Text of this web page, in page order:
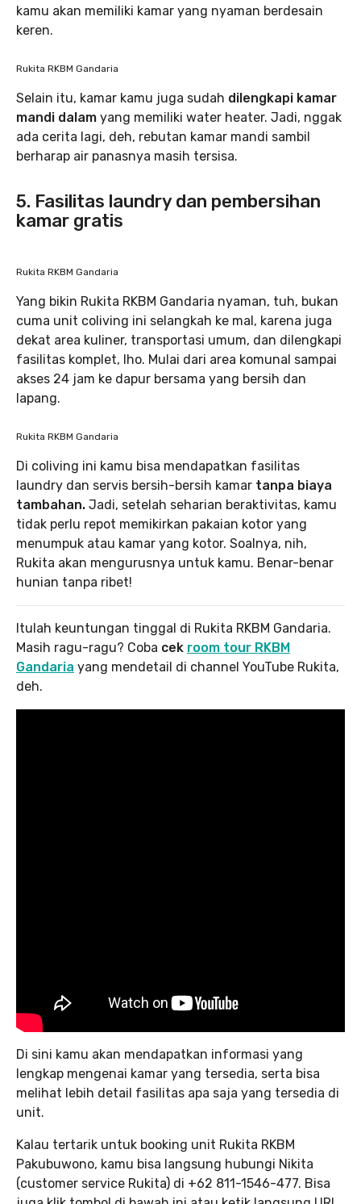
kamu akan memiliki kamar yang nyaman berdesain
keren.
Rukita RKBM Gandaria
Selain itu, kamar kamu juga sudah dilengkapi kamar
mandi dalam yang memiliki water heater. Jadi, nggak
ada cerita lagi, deh, rebutan kamar mandi sambil
berharap air panasnya masih tersisa.
5. Fasilitas laundry dan pembersihan
kamar gratis
Rukita RKBM Gandaria
Yang bikin Rukita RKBM Gandaria nyaman, tuh, bukan
cuma unit coliving ini selangkah ke mal, karena juga
dekat area kuliner, transportasi umum, dan dilengkapi
fasilitas komplet, lho. Mulai dari area komunal sampai
akses 24 jam ke dapur bersama yang bersih dan
lapang.
Rukita RKBM Gandaria
Di coliving ini kamu bisa mendapatkan fasilitas
laundry dan servis bersih-bersih kamar tanpa biaya
tambahan. Jadi, setelah seharian beraktivitas, kamu
tidak perlu repot memikirkan pakaian kotor yang
menumpuk atau kamar yang kotor. Soalnya, nih,
Rukita akan mengurusnya untuk kamu. Benar-benar
hunian tanpa ribet!
Itulah keuntungan tinggal di Rukita RKBM Gandaria.
Masih ragu-ragu? Coba cek room tour RKBM
Gandaria yang mendetail di channel YouTube Rukita,
deh.
Di sini kamu akan mendapatkan informasi yang
lengkap mengenai kamar yang tersedia, serta bisa
melihat lebih detail fasilitas apa saja yang tersedia di
unit.
Kalau tertarik untuk booking unit Rukita RKBM
Pakubuwono, kamu bisa langsung hubungi Nikita
(customer service Rukita) di +62 811-1546-477. Bisa